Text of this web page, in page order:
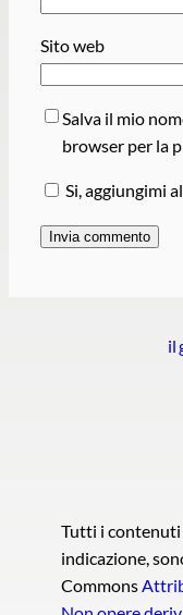
Sito web
Salva il mio
browser per la
Si, aggiungimi
il
Tutti i contenuti
indicazione,
Commons